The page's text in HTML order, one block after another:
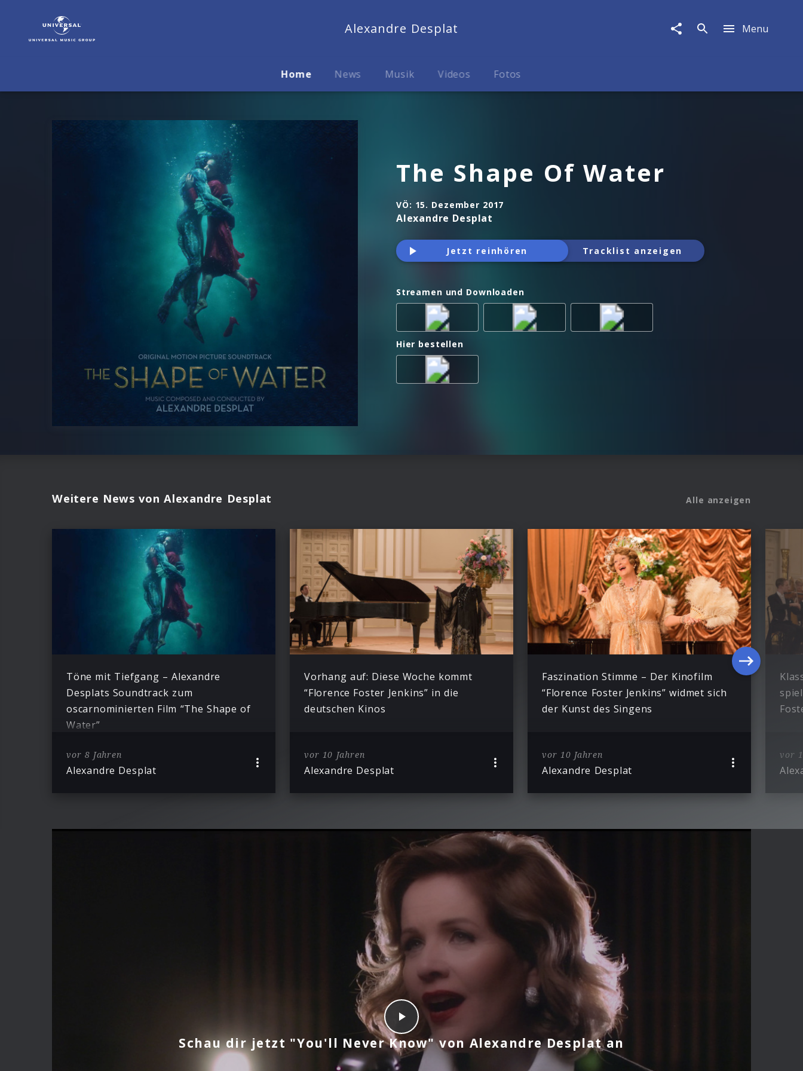
Alexandre Desplat Menu
Home News Musik Videos Fotos
The Shape Of Water
VÖ: 15. Dezember 2017
Alexandre Desplat
Jetzt reinhören Tracklist anzeigen
Streamen und Downloaden
Hier bestellen
Weitere News von Alexandre Desplat Alle anzeigen
Töne mit Tiefgang – Alexandre
Desplats Soundtrack zum
oscarnominierten Film “The Shape of
Water”
vor 8 Jahren
Alexandre Desplat
Vorhang auf: Diese Woche kommt
“Florence Foster Jenkins” in die
deutschen Kinos
vor 10 Jahren
Alexandre Desplat
Faszination Stimme – Der Kinofilm
“Florence Foster Jenkins” widmet sich
der Kunst des Singens
vor 10 Jahren
Alexandre Desplat
vor
Schau dir jetzt "You'll Never Know" von Alexandre Desplat an